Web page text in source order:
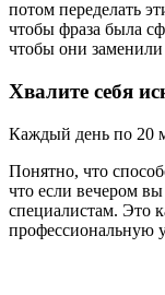
потом переделать
чтобы фраза была
чтобы они
Хвалите себя
Каждый день по 20
Понятно, что
что если вечером
специалистам. Это
профессиональную